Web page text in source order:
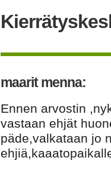
maarit menna:
Ennen arvostin
vastaan ehjät
päde,valkataan jo